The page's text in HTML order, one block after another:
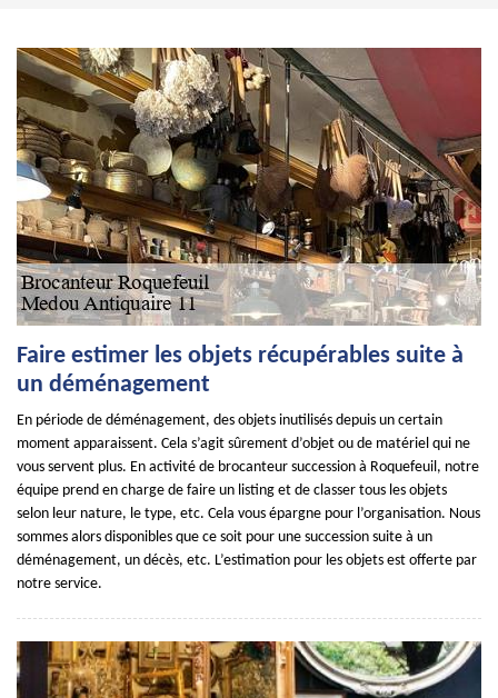
Faire estimer les objets récupérables suite à
un déménagement
En période de déménagement, des objets inutilisés depuis un certain
moment apparaissent. Cela s’agit sûrement d’objet ou de matériel qui ne
vous servent plus. En activité de brocanteur succession à Roquefeuil, notre
équipe prend en charge de faire un listing et de classer tous les objets
selon leur nature, le type, etc. Cela vous épargne pour l’organisation. Nous
sommes alors disponibles que ce soit pour une succession suite à un
déménagement, un décès, etc. L’estimation pour les objets est offerte par
notre service.